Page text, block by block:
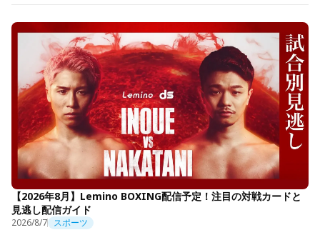
【2026年8月】Lemino BOXING配信予定！注目の対戦カードと
見逃し配信ガイド
2026/8/7 スポーツ